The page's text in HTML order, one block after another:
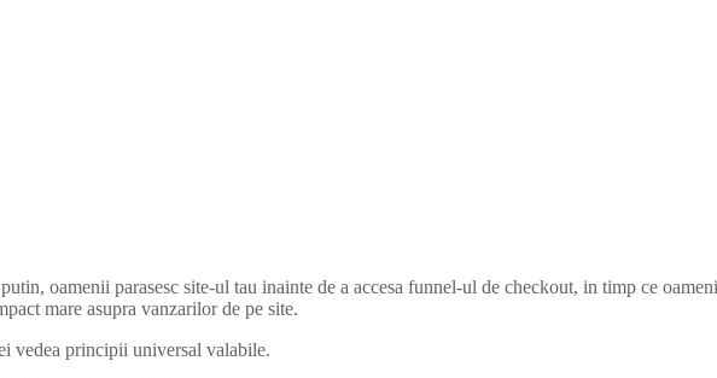
oamenii parasesc site-ul tau inainte de a accesa funnel-ul de checkout, in timp ce
mare asupra vanzarilor de pe site.
vedea principii universal valabile.